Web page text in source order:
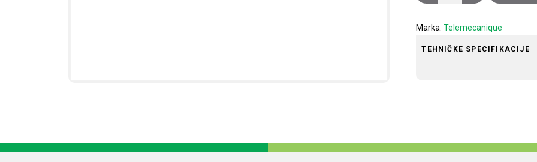
Marka:Telemecanique
TEHNIČKE SPECIFIKACIJE